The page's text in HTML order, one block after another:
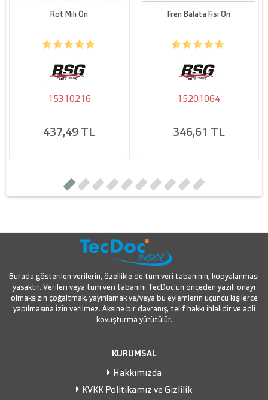
Rot Mılı Ön
15310216
437,49 TL
Fren Balata Fısı Ön
15201064
346,61 TL
Burada gösterilen verilerin, özellikle de tüm veri tabanının, kopyalanması
yasaktır. Verileri veya tüm veri tabanını TecDoc'un önceden yazılı onayı
olmaksızın çoğaltmak, yayınlamak ve/veya bu eylemlerin üçüncü kişilerce
yapılmasına izin verilmez. Aksine bir davranış, telif hakkı ihlalidir ve adli
kovuşturma yürütülür.
KURUMSAL
Hakkımızda
KVKK Politikamız ve Gizlilik